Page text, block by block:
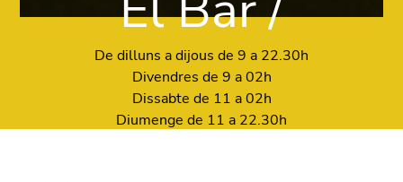
De dilluns a dijous de 9 a 22.30h
Divendres de 9 a 02h
Dissabte de 11 a 02h
Diumenge de 11 a 22.30h